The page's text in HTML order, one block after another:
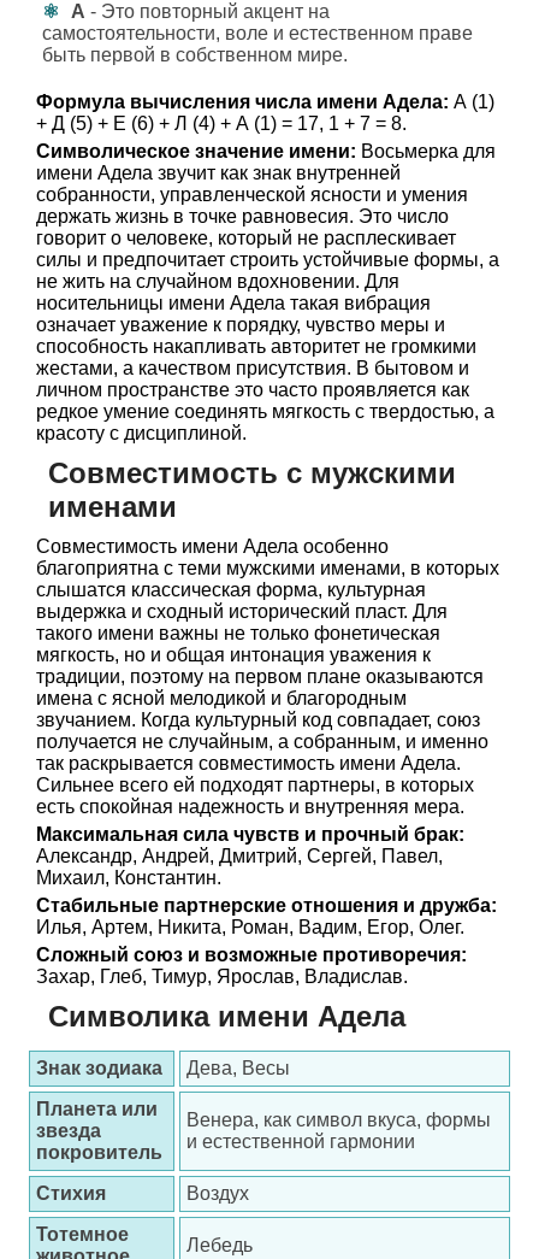
А - Это повторный акцент на
самостоятельности, воле и естественном праве
быть первой в собственном мире.
Формула вычисления числа имени Адела: А (1)
+ Д (5) + Е (6) + Л (4) + А (1) = 17, 1 + 7 = 8.
Символическое значение имени: Восьмерка для
имени Адела звучит как знак внутренней
собранности, управленческой ясности и умения
держать жизнь в точке равновесия. Это число
говорит о человеке, который не расплескивает
силы и предпочитает строить устойчивые формы, а
не жить на случайном вдохновении. Для
носительницы имени Адела такая вибрация
означает уважение к порядку, чувство меры и
способность накапливать авторитет не громкими
жестами, а качеством присутствия. В бытовом и
личном пространстве это часто проявляется как
редкое умение соединять мягкость с твердостью, а
красоту с дисциплиной.
Совместимость с мужскими
именами
Совместимость имени Адела особенно
благоприятна с теми мужскими именами, в которых
слышатся классическая форма, культурная
выдержка и сходный исторический пласт. Для
такого имени важны не только фонетическая
мягкость, но и общая интонация уважения к
традиции, поэтому на первом плане оказываются
имена с ясной мелодикой и благородным
звучанием. Когда культурный код совпадает, союз
получается не случайным, а собранным, и именно
так раскрывается совместимость имени Адела.
Сильнее всего ей подходят партнеры, в которых
есть спокойная надежность и внутренняя мера.
Максимальная сила чувств и прочный брак:
Александр, Андрей, Дмитрий, Сергей, Павел,
Михаил, Константин.
Стабильные партнерские отношения и дружба:
Илья, Артем, Никита, Роман, Вадим, Егор, Олег.
Сложный союз и возможные противоречия:
Захар, Глеб, Тимур, Ярослав, Владислав.
Символика имени Адела
Знак зодиака
Дева, Весы
Планета или
звезда
покровитель
Венера, как символ вкуса, формы
и естественной гармонии
Стихия
Воздух
Тотемное
Лебедь